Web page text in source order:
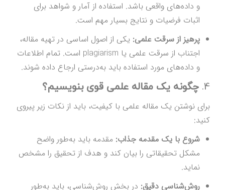
و داده‌های واقعی باشد. استفاده از آمار و شواهد برای
اثبات فرضیات و نتایج بسیار مهم است.
پرهیز از سرقت علمی: یکی از اصول اساسی در تهیه مقاله،
اجتناب از سرقت علمی یا plagiarism است. تمام اطلاعات
و داده‌های مورد استفاده باید به‌درستی ارجاع داده شوند.
4. چگونه یک مقاله علمی قوی بنویسیم؟
برای نوشتن یک مقاله علمی با کیفیت، باید از نکات زیر پیروی
کنید:
شروع با یک مقدمه جذاب: مقدمه باید به‌طور واضح
مشکل تحقیقاتی را بیان کند و هدف از تحقیق را مشخص
نماید.
روش‌شناسی دقیق: در بخش روش‌شناسی، باید به‌طور